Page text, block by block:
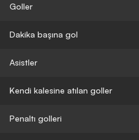
Goller
Dakika başına gol
Asistler
Kendi kalesine atılan goller
Penaltı golleri